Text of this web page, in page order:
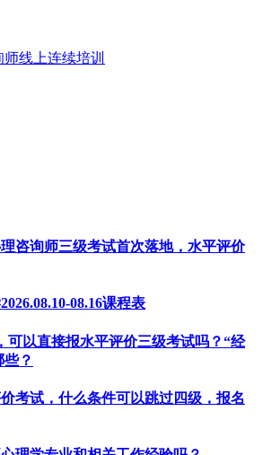
线上连续培训
咨询师三级考试首次落地，水平评价
08.16课程表
以直接报水平评价三级考试吗？“经
？
考试，什么条件可以跳过四级，报名